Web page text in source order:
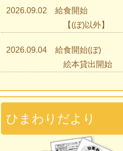
2026.09.02 給食開始
【(ぼ)以外】
2026.09.04 給食開始(ぼ)
絵本貸出開始
2026.09.07 ひまわりであそぼう
2026.09.09 見学会
2026.09.15 入園説明会
ひまわりだより